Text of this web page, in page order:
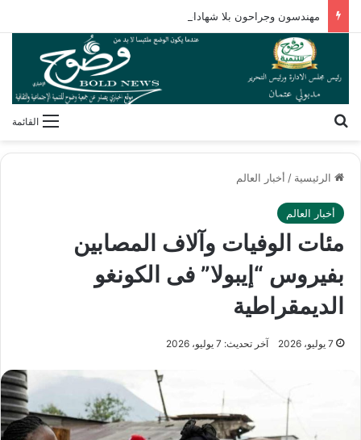
القائمة
الرئيسية / أخبار العالم
أخبار العالم
مئات الوفيات وآلاف المصابين
بفيروس “إيبولا” فى الكونغو
الديمقراطية
7 يوليو، 2026 آخر تحديث: 7 يوليو، 2026